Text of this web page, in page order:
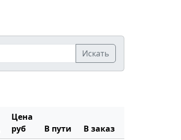
Искать
Цена
руб
В пути В заказ